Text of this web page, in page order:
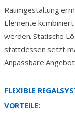
Raumgestaltung
Elemente
werden. Statische
stattdessen setzt
Anpassbare
FLEXIBLE
VORTEILE: